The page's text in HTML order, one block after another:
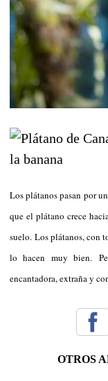
Los plátanos pasan por
que el plátano crece
suelo. Los plátanos, con
lo hacen muy bien.
encantadora, extraña y
OTROS